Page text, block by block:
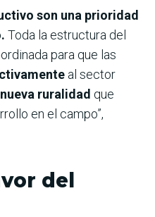
son una prioridad
Toda la estructura del
para que las
al sector
ruralidad que
en el campo”,
del